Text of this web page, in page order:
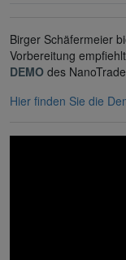
Birger Schäfermeier
Vorbereitung
DEMO des
Hier finden Sie die